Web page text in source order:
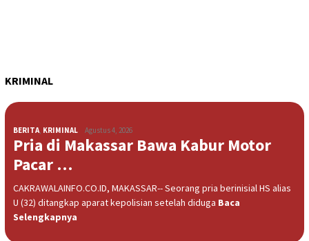
KRIMINAL
BERITA, KRIMINAL Agustus 4, 2026
Pria di Makassar Bawa Kabur Motor
Pacar …
CAKRAWALAINFO.CO.ID, MAKASSAR-- Seorang pria berinisial HS alias
U (32) ditangkap aparat kepolisian setelah diduga Baca
Selengkapnya